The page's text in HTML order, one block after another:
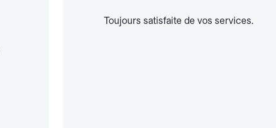
Toujours satisfaite de vos services.